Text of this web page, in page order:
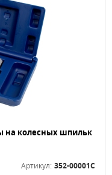
Артикул: 352-00001C